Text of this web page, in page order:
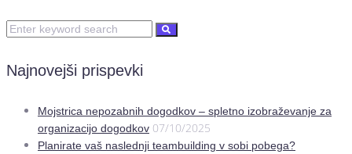
Najnovejši prispevki
Mojstrica nepozabnih dogodkov – spletno izobraževanje za
organizacijo dogodkov 07/10/2025
Planirate vaš naslednji teambuilding v sobi pobega?